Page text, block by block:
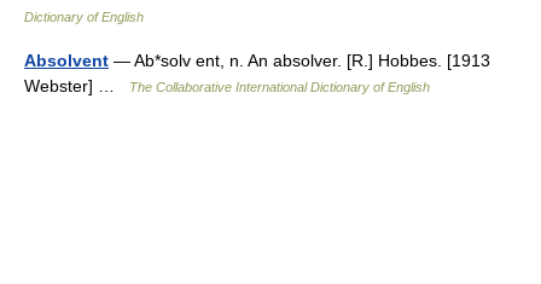
Dictionary of English
Absolvent — Ab*solv ent, n. An absolver. [R.] Hobbes. [1913
Webster] …
The Collaborative International Dictionary of English